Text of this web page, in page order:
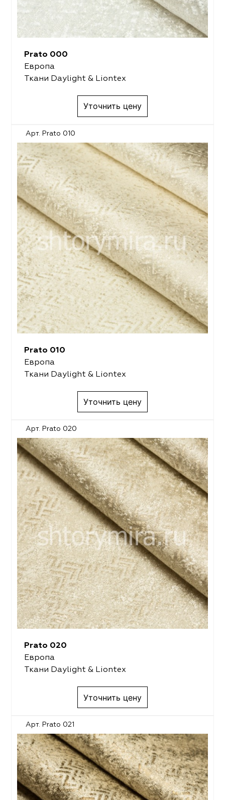
Prato 000
Европа
Ткани Daylight & Liontex
Уточнить цену
Арт. Prato 010
Prato 010
Европа
Ткани Daylight & Liontex
Уточнить цену
Арт. Prato 020
Prato 020
Европа
Ткани Daylight & Liontex
Уточнить цену
Арт. Prato 021